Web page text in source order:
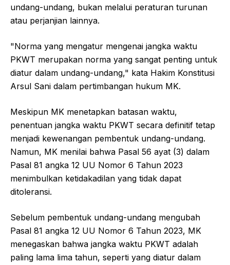
undang-undang, bukan melalui peraturan turunan
atau perjanjian lainnya.
"Norma yang mengatur mengenai jangka waktu
PKWT merupakan norma yang sangat penting untuk
diatur dalam undang-undang," kata Hakim Konstitusi
Arsul Sani dalam pertimbangan hukum MK.
Meskipun MK menetapkan batasan waktu,
penentuan jangka waktu PKWT secara definitif tetap
menjadi kewenangan pembentuk undang-undang.
Namun, MK menilai bahwa Pasal 56 ayat (3) dalam
Pasal 81 angka 12 UU Nomor 6 Tahun 2023
menimbulkan ketidakadilan yang tidak dapat
ditoleransi.
Sebelum pembentuk undang-undang mengubah
Pasal 81 angka 12 UU Nomor 6 Tahun 2023, MK
menegaskan bahwa jangka waktu PKWT adalah
paling lama lima tahun, seperti yang diatur dalam